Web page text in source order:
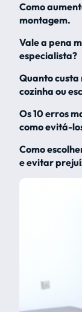
Como
montagem.
Vale a pena
especialista?
Quanto
cozinha ou
Os 10 erros
como evitá-
Como
e evitar